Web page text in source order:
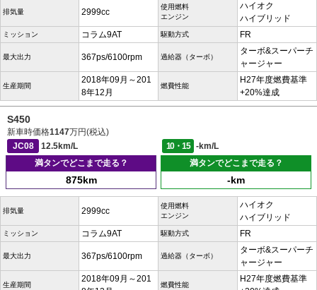
排気量 2999cc
使用燃料
エンジン
ハイオク
ハイブリッド
ミッション コラム9AT 駆動方式 FR
最大出力 367ps/6100rpm 過給器（ターボ）
ターボ&スーパーチ
ャージャー
生産期間
2018年09月～201
8年12月
燃費性能
H27年度燃費基準
+20%達成
S450
新車時価格1147万円(税込)
JC08
12.5km/L 10・15
-km/L
満タンでどこまで走る？
875km
満タンでどこまで走る？
-km
排気量 2999cc
使用燃料
エンジン
ハイオク
ハイブリッド
ミッション コラム9AT 駆動方式 FR
最大出力 367ps/6100rpm 過給器（ターボ）
ターボ&スーパーチ
ャージャー
生産期間
2018年09月～201
燃費性能
H27年度燃費基準